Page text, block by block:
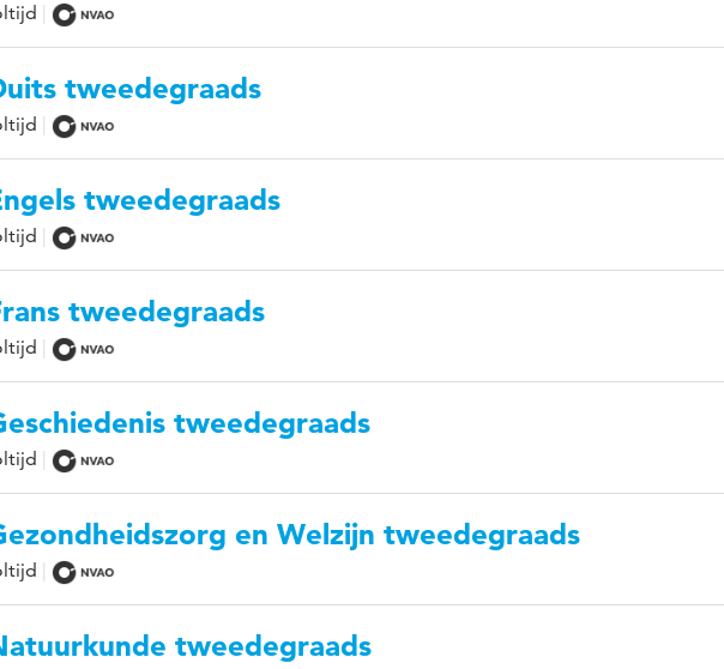
tweedegraads
tweedegraads
tweedegraads
tweedegraads
en Welzijn tweedegraads
tweedegraads